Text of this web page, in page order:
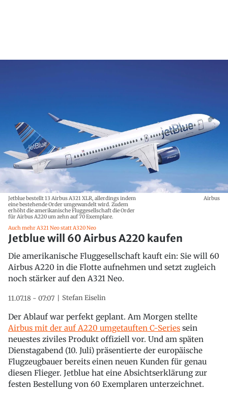
Jetblue bestellt 13 Airbus A321 XLR, allerdings indem
eine bestehende Order umgewandelt wird. Zudem
erhöht die amerikanische Fluggesellschaft die Order
für Airbus A220 um zehn auf 70 Exemplare.
Airbus
Auch mehr A321 Neo statt A320 Neo
Jetblue will 60 Airbus A220 kaufen
Die amerikanische Fluggesellschaft kauft ein: Sie will 60
Airbus A220 in die Flotte aufnehmen und setzt zugleich
noch stärker auf den A321 Neo.
11.07.18 - 07:07 Stefan Eiselin
Der Ablauf war perfekt geplant. Am Morgen stellte
Airbus mit der auf A220 umgetauften C-Series sein
neuestes ziviles Produkt offiziell vor. Und am späten
Dienstagabend (10. Juli) präsentierte der europäische
Flugzeugbauer bereits einen neuen Kunden für genau
diesen Flieger. Jetblue hat eine Absichtserklärung zur
festen Bestellung von 60 Exemplaren unterzeichnet.